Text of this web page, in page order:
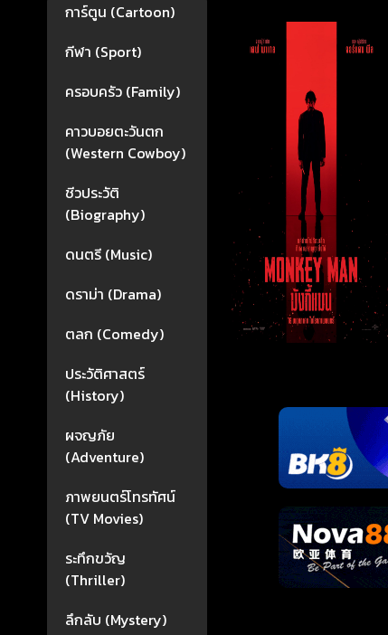
การ์ตูน (Cartoon)
กีฬา (Sport)
ครอบครัว (Family)
คาวบอยตะวันตก
(Western Cowboy)
ชีวประวัติ
(Biography)
ดนตรี (Music)
ดราม่า (Drama)
ตลก (Comedy)
ประวัติศาสตร์
(History)
ผจญภัย
(Adventure)
ภาพยนตร์โทรทัศน์
(TV Movies)
ระทึกขวัญ
(Thriller)
ลึกลับ (Mystery)